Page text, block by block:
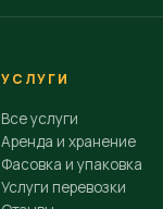
УСЛУГИ
Все услуги
Аренда и хранение
Фасовка и упаковка
Услуги перевозки